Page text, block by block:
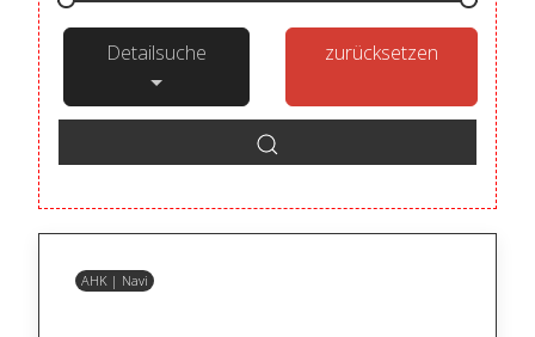
Detailsuche zurücksetzen
AHK | Navi